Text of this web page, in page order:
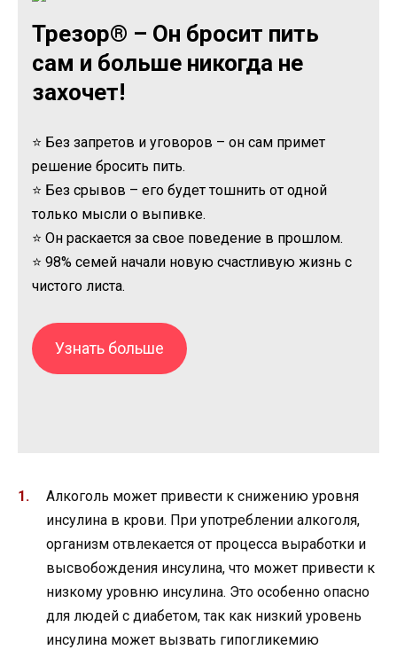
Трезор® – Он бросит пить
сам и больше никогда не
захочет!
⭐ Без запретов и уговоров – он сам примет
решение бросить пить.
⭐ Без срывов – его будет тошнить от одной
только мысли о выпивке.
⭐ Он раскается за свое поведение в прошлом.
⭐ 98% семей начали новую счастливую жизнь с
чистого листа.
Узнать больше
Алкоголь может привести к снижению уровня
инсулина в крови. При употреблении алкоголя,
организм отвлекается от процесса выработки и
высвобождения инсулина, что может привести к
низкому уровню инсулина. Это особенно опасно
для людей с диабетом, так как низкий уровень
инсулина может вызвать гипогликемию